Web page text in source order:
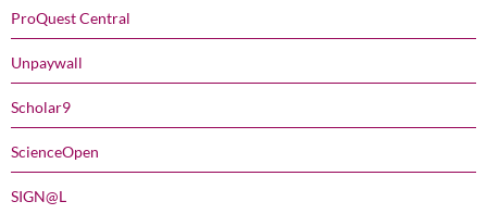
ProQuest Central
Unpaywall
Scholar9
ScienceOpen
SIGN@L